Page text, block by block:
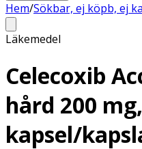
Hem/Sökbar, ej köpb, ej
Läkemedel
Celecoxib
hård 200
kapsel/